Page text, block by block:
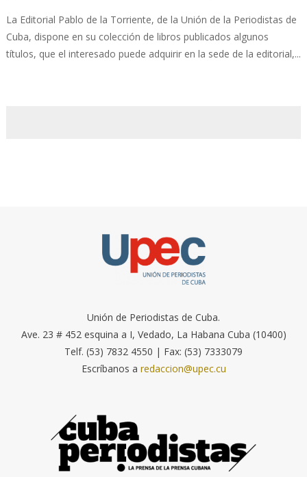
La Editorial Pablo de la Torriente, de la Unión de la Periodistas de
Cuba, dispone en su colección de libros publicados algunos
títulos, que el interesado puede adquirir en la sede de la editorial,...
Unión de Periodistas de Cuba.
Ave. 23 # 452 esquina a I, Vedado, La Habana Cuba (10400)
Telf. (53) 7832 4550 | Fax: (53) 7333079
Escríbanos a redaccion@upec.cu